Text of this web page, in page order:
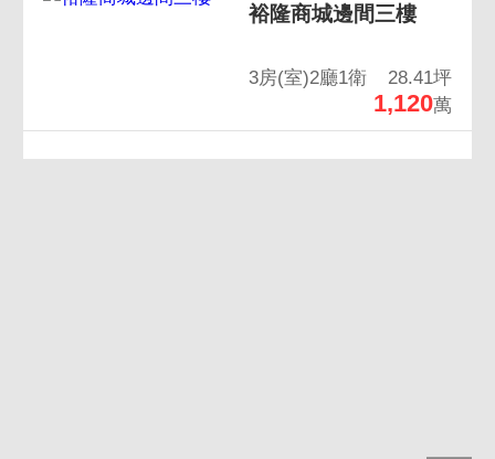
裕隆商城邊間三樓
3房(室)2廳1衛 28.41坪
1,120萬